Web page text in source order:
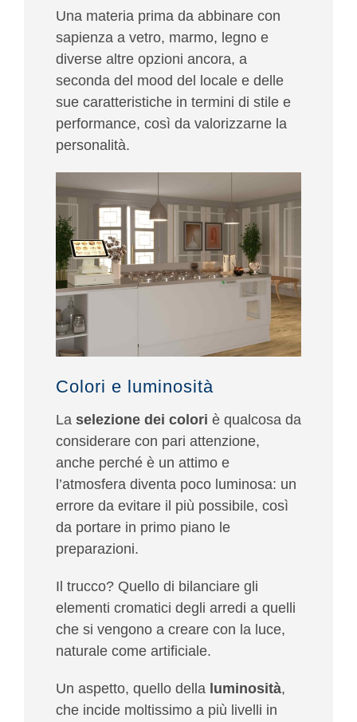
Una materia prima da abbinare con
sapienza a vetro, marmo, legno e
diverse altre opzioni ancora, a
seconda del mood del locale e delle
sue caratteristiche in termini di stile e
performance, così da valorizzarne la
personalità.
Colori e luminosità
La selezione dei colori è qualcosa da
considerare con pari attenzione,
anche perché è un attimo e
l’atmosfera diventa poco luminosa: un
errore da evitare il più possibile, così
da portare in primo piano le
preparazioni.
Il trucco? Quello di bilanciare gli
elementi cromatici degli arredi a quelli
che si vengono a creare con la luce,
naturale come artificiale.
Un aspetto, quello della luminosità,
che incide moltissimo a più livelli in